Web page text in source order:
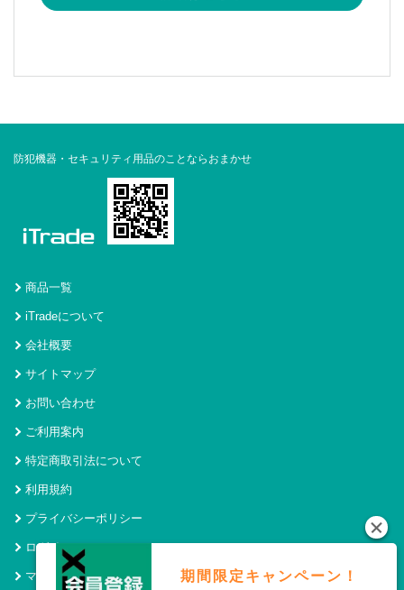
防犯機器・セキュリティ用品のことならおまかせ
商品一覧
iTradeについて
会社概要
サイトマップ
お問い合わせ
ご利用案内
特定商取引法について
利用規約
プライバシーポリシー
ログイン
マイページ 期間限定キャンペーン！